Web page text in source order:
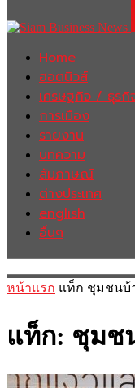
Home
ฮอตนิวส์
เศรษฐกิจ / ธุร
การเมือง
รายงาน
บทความ
สัมภาษณ์
ต่างประเทศ
english
อื่นๆ
หน้าแรก แท็ก ชุมชนบ้
แท็ก: ชุมช